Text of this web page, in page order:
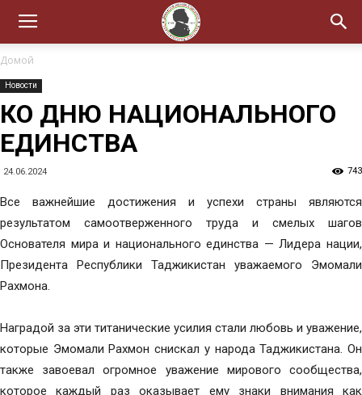
Домой
Новости
КО ДНЮ НАЦИОНАЛЬНОГО
ЕДИНСТВА
24.06.2024 743
Все важнейшие достижения и успехи страны являются
результатом самоотверженного труда и смелых шагов
Основателя мира и национального единства — Лидера нации,
Президента Республики Таджикистан уважаемого Эмомали
Рахмона.
Наградой за эти титанические усилия стали любовь и уважение,
которые Эмомали Рахмон снискал у народа Таджикистана. Он
также завоевал огромное уважение мирового сообщества,
которое каждый раз оказывает ему знаки внимания как